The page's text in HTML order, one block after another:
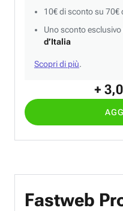
+
10€ di sconto su 70€
Uno sconto esclusivo
d’Italia
Scopri di più.
Fastweb